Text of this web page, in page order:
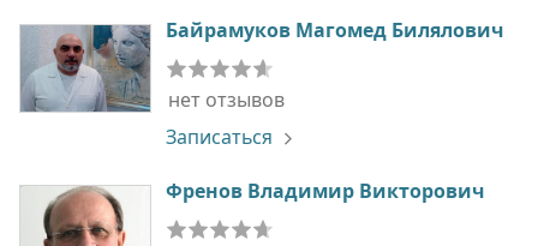
Байрамуков Магомед Билялович
нет отзывов
Записаться
Френов Владимир Викторович